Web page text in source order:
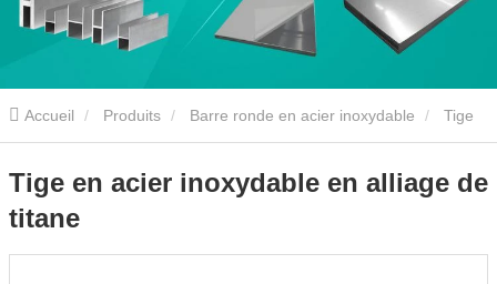
Accueil Produits Barre ronde en acier inoxydable
Tige en acier inoxydable en alliage de
titane